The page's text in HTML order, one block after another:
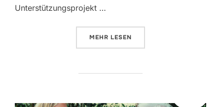
Unterstützungsprojekt …
MEHR ÜBER „WAS MACHT EIGENTLICH
LESEN